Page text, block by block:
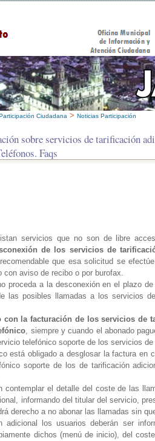
Ciudadana > Noticias Participación
sobre servicios de tarificación
Faqs
servicios que no son de libre
de los servicios de
que esa solicitud se
aviso de recibo o por burofax.
proceda a la desconexión en el plazo
las posibles llamadas a los servicios
con la facturación de los servicios de
, siempre y cuando el abonado
telefónico soporte de los servicios
está obligado a desglosar la factura en
soporte de los de tarificación
contemplar el detalle del coste de las
informando del titular del servicio,
derecho a no abonar las llamadas sin
adicional los usuarios deberán ser
dichos (menú de inicio), del